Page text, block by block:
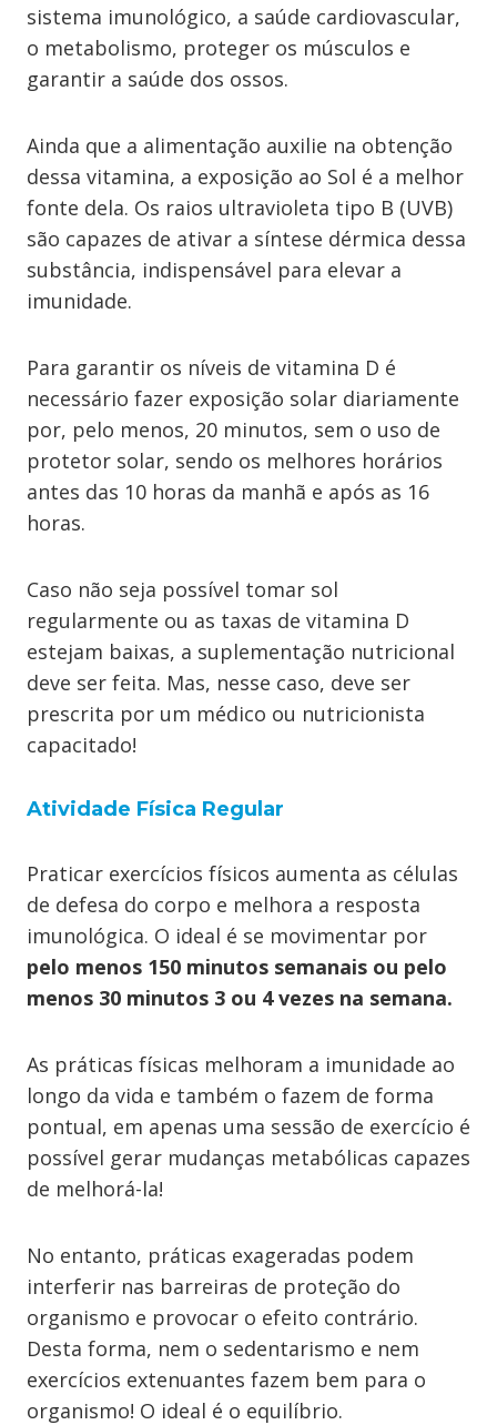
sistema imunológico, a saúde cardiovascular,
o metabolismo, proteger os músculos e
garantir a saúde dos ossos.
Ainda que a alimentação auxilie na obtenção
dessa vitamina, a exposição ao Sol é a melhor
fonte dela. Os raios ultravioleta tipo B (UVB)
são capazes de ativar a síntese dérmica dessa
substância, indispensável para elevar a
imunidade.
Para garantir os níveis de vitamina D é
necessário fazer exposição solar diariamente
por, pelo menos, 20 minutos, sem o uso de
protetor solar, sendo os melhores horários
antes das 10 horas da manhã e após as 16
horas.
Caso não seja possível tomar sol
regularmente ou as taxas de vitamina D
estejam baixas, a suplementação nutricional
deve ser feita. Mas, nesse caso, deve ser
prescrita por um médico ou nutricionista
capacitado!
Atividade Física Regular
Praticar exercícios físicos aumenta as células
de defesa do corpo e melhora a resposta
imunológica. O ideal é se movimentar por
pelo menos 150 minutos semanais ou pelo
menos 30 minutos 3 ou 4 vezes na semana.
As práticas físicas melhoram a imunidade ao
longo da vida e também o fazem de forma
pontual, em apenas uma sessão de exercício é
possível gerar mudanças metabólicas capazes
de melhorá-la!
No entanto, práticas exageradas podem
interferir nas barreiras de proteção do
organismo e provocar o efeito contrário.
Desta forma, nem o sedentarismo e nem
exercícios extenuantes fazem bem para o
organismo! O ideal é o equilíbrio.